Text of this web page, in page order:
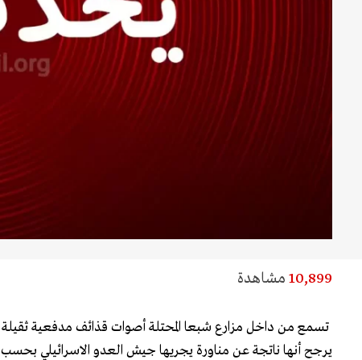
10,899 مشاهدة
تسمع من داخل مزارع شبعا المحتلة أصوات قذائف مدفعية ثقيلة،
يرجح أنها ناتجة عن مناورة يجريها جيش العدو الاسرائيلي بحسب